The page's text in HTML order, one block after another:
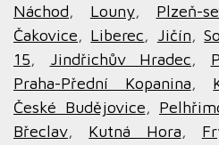
Náchod, Louny, Plzeň-
Čakovice, Liberec, Jičín,
15, Jindřichův Hradec,
Praha-Přední Kopanina,
České Budějovice,
Břeclav, Kutná Hora,